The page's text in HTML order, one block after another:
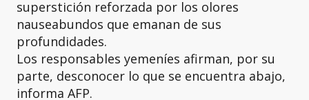
superstición reforzada por los olores
nauseabundos que emanan de sus
profundidades.
Los responsables yemeníes afirman, por su
parte, desconocer lo que se encuentra abajo,
informa AFP.